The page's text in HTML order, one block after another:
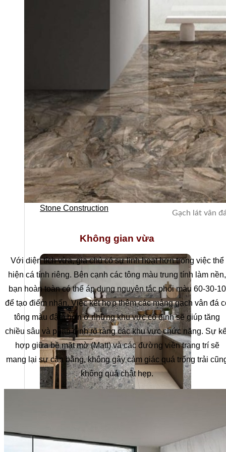
Stone Construction
Gạch lát vân
Không gian vừa
Với diện tích vừa, gia chủ có sự linh hoạt hơn trong việc thể
hiện cá tính riêng. Bên cạnh các tông màu trung tính làm nền,
bạn hoàn toàn có thể áp dụng nguyên tắc phối màu 60-30-10
để tạo điểm nhấn. Việc kết hợp thêm các mảng gạch vân đá
tông màu đậm hơn ở những khu vực cố định sẽ giúp tăng
chiều sâu và phân định rõ ràng các khu vực chức năng. Sự
hợp giữa bề mặt mờ (Matt) và các đường viền trang trí sẽ
mang lại sự cân bằng, không gây cảm giác quá trống trải
không quá chật hẹp.